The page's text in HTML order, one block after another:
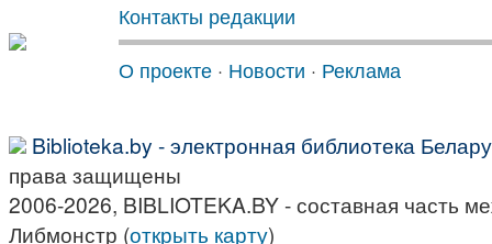
Контакты редакции
О проекте · Новости · Реклама
Biblioteka.by - электронная библиотека
права защищены
2006-2026, BIBLIOTEKA.BY - составная часть
Либмонстр (открыть карту)